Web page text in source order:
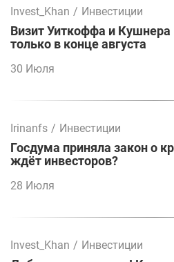
Invest_Khan / Инвестиции
Визит Уиткоффа и
только в конце августа
30 Июля
Irinanfs / Инвестиции
Госдума приняла закон о
ждёт инвесторов?
28 Июля
Invest_Khan / Инвестиции